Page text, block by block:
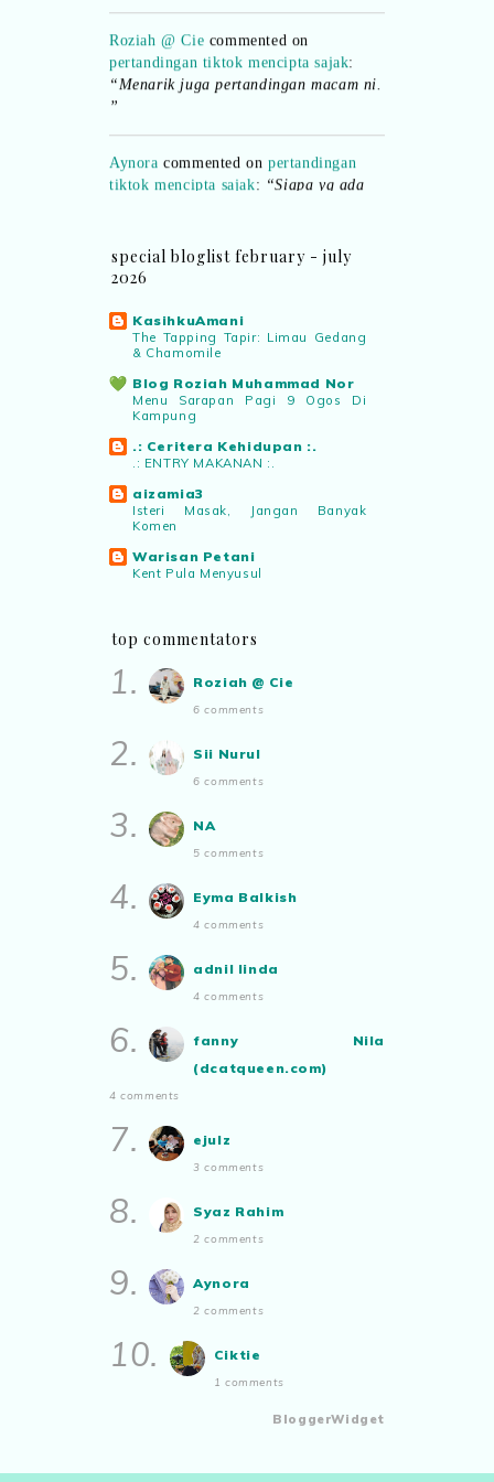
pertandingan tiktok mencipta sajak
“Menarik juga pertandingan macam ni.
”
tiktok mencipta sajak: “Siapa yg ada
bakat tu bolehlah try.. ayuh!
special bloglist february - july
2026
KasihkuAmani
The Tapping Tapir: Limau Gedang
& Chamomile
Blog Roziah Muhammad Nor
Menu Sarapan Pagi 9 Ogos Di
Kampung
.: Ceritera Kehidupan :.
.: ENTRY MAKANAN :.
aizamia3
Isteri Masak, Jangan Banyak
Komen
Warisan Petani
Kent Pula Menyusul
Karm6
Blog Rabia Adawiyah
Kenduri kahwin
Drawing the Words
✿ Life Is Beautiful ✿
Tiffin for today ++
ABAM KIE : The Man of The
House
Nafkah Anak: Tanggungjawab
Yang Tidak Pernah Terputus
top commentators
1. Roziah @ Cie
6 comments
2. Sii Nurul
6 comments
3. NA
5 comments
4. Eyma Balkish
4 comments
5. adnil linda
4 comments
6.
fanny Nila
(dcatqueen.com)
4 comments
7. ejulz
3 comments
8. Syaz Rahim
2 comments
9. Aynora
2 comments
10. Ciktie
1 comments
BloggerWidget